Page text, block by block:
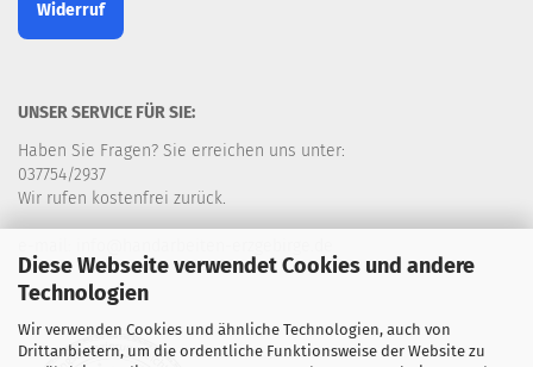
Diese Webseite verwendet Cookies und andere
Technologien
Wir verwenden Cookies und ähnliche Technologien, auch von
Drittanbietern, um die ordentliche Funktionsweise der Website zu
Widerruf
UNSER SERVICE FÜR SIE:
Haben Sie Fragen? Sie erreichen uns unter:
037754/2937
Wir rufen kostenfrei zurück.